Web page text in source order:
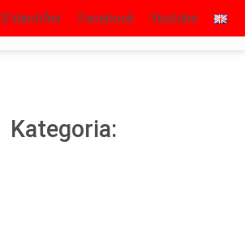
S’identifier Facebook Youtube
Kategoria: